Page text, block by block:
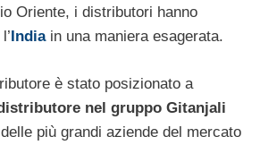
Oriente, i distributori hanno
India in una maniera esagerata.
è stato posizionato a
nel gruppo Gitanjali
più grandi aziende del mercato